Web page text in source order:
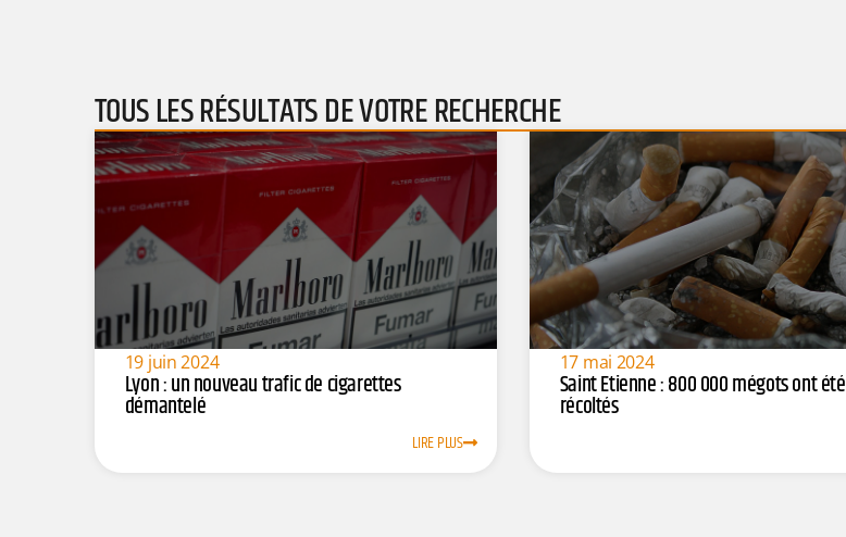
TOUS LES RÉSULTATS DE VOTRE RECHERCHE
19 juin 2024
Lyon : un nouveau trafic de cigarettes
démantelé
LIRE PLUS
17 mai 2024
Saint Etienne : 800 000 mégots ont été
récoltés